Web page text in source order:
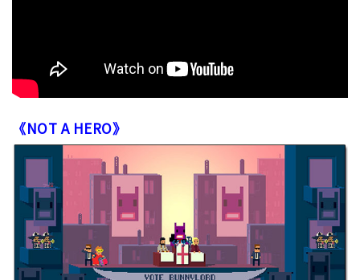
《NOT A HERO》